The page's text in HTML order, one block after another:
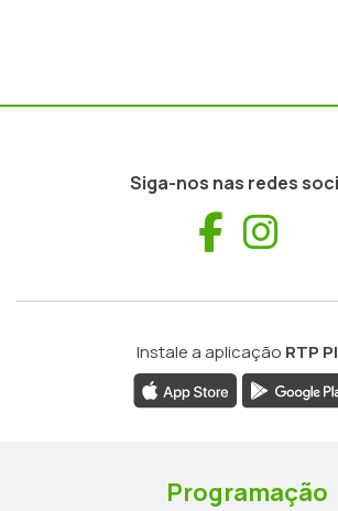
Siga-nos nas redes
Instale a aplicação RTP
Programação